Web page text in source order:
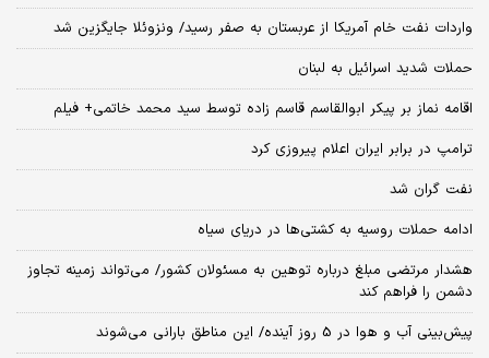
واردات نفت خام آمریکا از عربستان به صفر رسید/ ونزوئلا جایگزین شد
حملات شدید اسرائیل به لبنان
اقامه نماز بر پیکر ابوالقاسم قاسم زاده توسط سید محمد خاتمی+ فیلم
ترامپ در برابر ایران اعلام پیروزی کرد
نفت گران شد
ادامه حملات روسیه به کشتی‌ها در دریای سیاه
هشدار مرتضی مبلغ درباره توهین به مسئولان کشور/ می‌تواند زمینه تجاوز
دشمن را فراهم کند
پیش‌بینی آب و هوا در 5 روز آینده/ این مناطق بارانی می‌شوند